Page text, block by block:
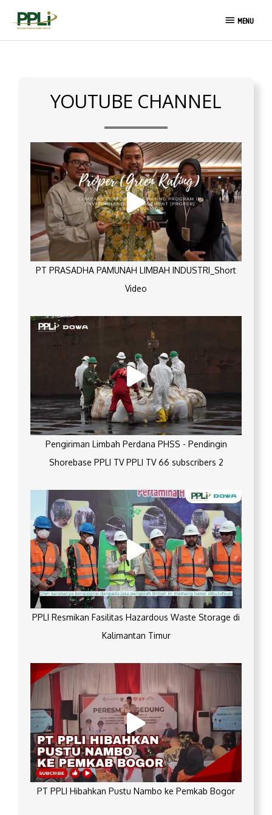
MENU
MENU
YOUTUBE CHANNEL
PT PRASADHA PAMUNAH LIMBAH INDUSTRI_Short
Video
Pengiriman Limbah Perdana PHSS - Pendingin
Shorebase PPLI TV PPLI TV 66 subscribers 2
PPLI Resmikan Fasilitas Hazardous Waste Storage di
Kalimantan Timur
PT PPLI Hibahkan Pustu Nambo ke Pemkab Bogor